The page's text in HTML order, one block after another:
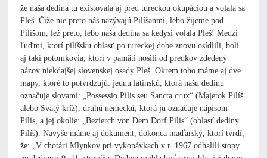
že naša dedina tu existovala aj pred tureckou okupáciou a volala sa
Pleš. Čiže nie preto nás nazývajú Pilíšanmi, lebo žijeme pod
Pilíšom, lež preto, lebo naša dedina sa kedysi volala Pleš! Medzi
ľuďmi, ktorí pilíšsku oblasť po tureckej dobe znovu osídlili, boli
aj takí potomkovia, ktorí v pamäti nosili od predkov zdedený
názov niekdajšej slovenskej osady Pleš. Okrem toho máme aj dve
mapy, ktoré to potvrdzujú: jednu latinskú, ktorá našu dedinu
označuje slovami: „Possessio Pilis seu Sancta crux“ (Majetok Pilíš
alebo Svätý kríž), druhú nemeckú, ktorá ju označuje nápisom
Pilis, a jej okolie: „Bezierch von Dem Dorf Pilis“ (oblasť dediny
Pilíš). Navyše máme aj dokument, dokonca maďarský, ktorí tvrdí,
že: „V chotári Mlynkov pri vykopávkach v r. 1967 odhalili stopy